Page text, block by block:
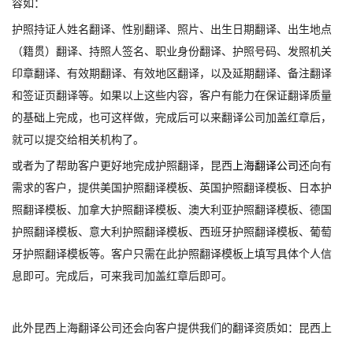
容如：
护照持证人姓名翻译、性别翻译、照片、出生日期翻译、出生地点
（籍贯）翻译、持照人签名、职业身份翻译、护照号码、发照机关
印章翻译、有效期翻译、有效地区翻译，以及延期翻译、备注翻译
和签证页翻译等。如果以上这些内容，客户有能力在保证翻译质量
的基础上完成，也可这样做，完成后可以来翻译公司加盖红章后，
就可以提交给相关机构了。
或者为了帮助客户更好地完成护照翻译，昆西 上海翻译公司还向有
需求的客户，提供美国护照翻译模板、 英国护照翻译模板、
日本护
照翻译模板、 加拿大护照翻译模板、 澳大利亚护照翻译模板、 德国
护照翻译模板、 意大利护照翻译模板、 西班牙护照翻译模板、 葡萄
牙护照翻译模板等。客户只需在此护照翻译模板上填写具体个人信
息即可。完成后，可来我司加盖红章后即可。
此外昆西上海翻译公司还会向客户提供我们的翻译资质如：昆西上